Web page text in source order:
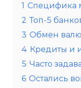
1 Специфика
2 Топ-5
3 Обмен
4 Кредиты и
5 Часто
6 Остались